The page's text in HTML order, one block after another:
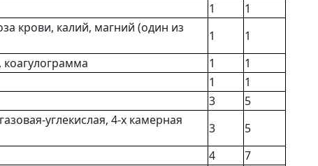
1
1
крови, калий, магний (один из
1
1
1
1
1
1
3
5
углекислая, 4-х камерная
3
5
4
7